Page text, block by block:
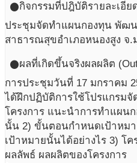
circleกิจกรรมที่ปฎิบัติรายละเอี
ประชุมจัดทำแผนกองทุน พัฒน
สาธารณสุขอำเภอหนองสูง จ.
circleผลที่เกิดขึ้นจริงผลผลิต
การประชุมวันที่ 17 มกราคม
ได้ฝึกปฏิบัติการใช้โปรแกรม
โครงการ แนะนำการทำแผน
นั้น 2) ขั้นตอนกำหนดเป้าหม
เป้าหมายนั้นได้อย่างไร 3) โ
ผลลัพธ์ ผลผลิตของโครงการ